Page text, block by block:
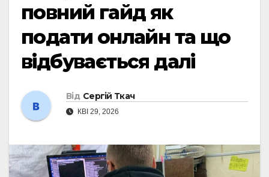
повний гайд як
подати онлайн та що
відбувається далі
Від Сергій Ткач
КВІ 29, 2026